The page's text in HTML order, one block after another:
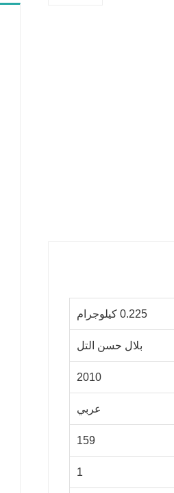
0.225 كيلوجرام
بلال حسن التل
2010
عربي
159
1